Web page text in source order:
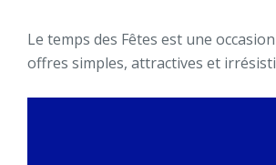
Le temps des Fêtes est une
offres simples, attractives et